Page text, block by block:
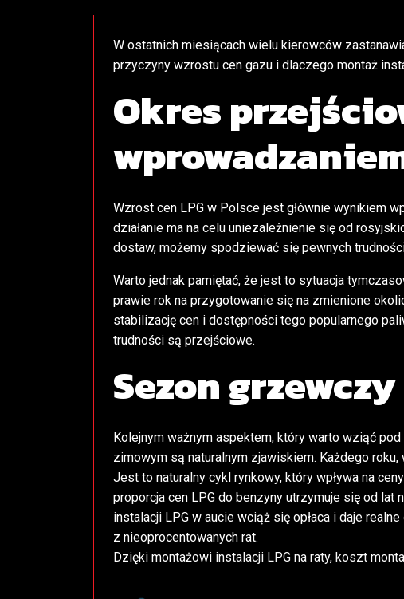
W ostatnich miesiącach wielu kierowców
przyczyny wzrostu cen gazu i dlaczego montaż
Okres
Wzrost cen LPG w Polsce jest głównie wynikiem
działanie ma na celu uniezależnienie się od
dostaw, możemy spodziewać się pewnych
Warto jednak pamiętać, że jest to sytuacja
prawie rok na przygotowanie się na zmienione
stabilizację cen i dostępności tego popularnego
trudności są przejściowe.
Sezon
Kolejnym ważnym aspektem, który warto wziąć
zimowym są naturalnym zjawiskiem. Każdego
Jest to naturalny cykl rynkowy, który wpływa na
proporcja cen LPG do benzyny utrzymuje się od lat
instalacji LPG w aucie wciąż się opłaca i daje
z nieoprocentowanych rat.
Dzięki montażowi instalacji LPG na raty, koszt